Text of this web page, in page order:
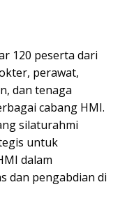
120 peserta dari
perawat,
dan tenaga
cabang HMI.
silaturahmi
untuk
dalam
dan pengabdian di